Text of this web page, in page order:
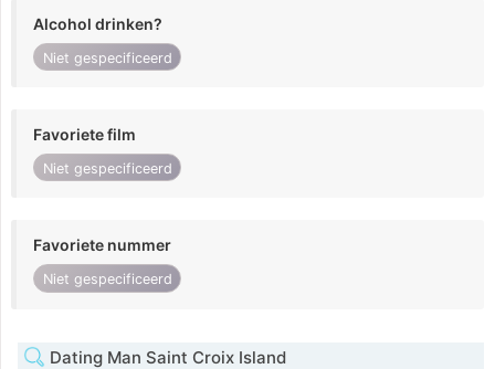
Alcohol drinken?
Niet gespecificeerd
Favoriete film
Niet gespecificeerd
Favoriete nummer
Niet gespecificeerd
Dating Man Saint Croix Island